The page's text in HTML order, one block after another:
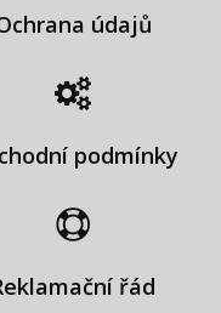
údajů
podmínky
řád